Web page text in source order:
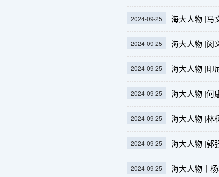
2024-09-25 海大人物 |马
2024-09-25 海大人物 |闵
2024-09-25 海大人物 |印
2024-09-25 海大人物 |何
2024-09-25 海大人物 |林
2024-09-25 海大人物 |郭
2024-09-25 海大人物丨